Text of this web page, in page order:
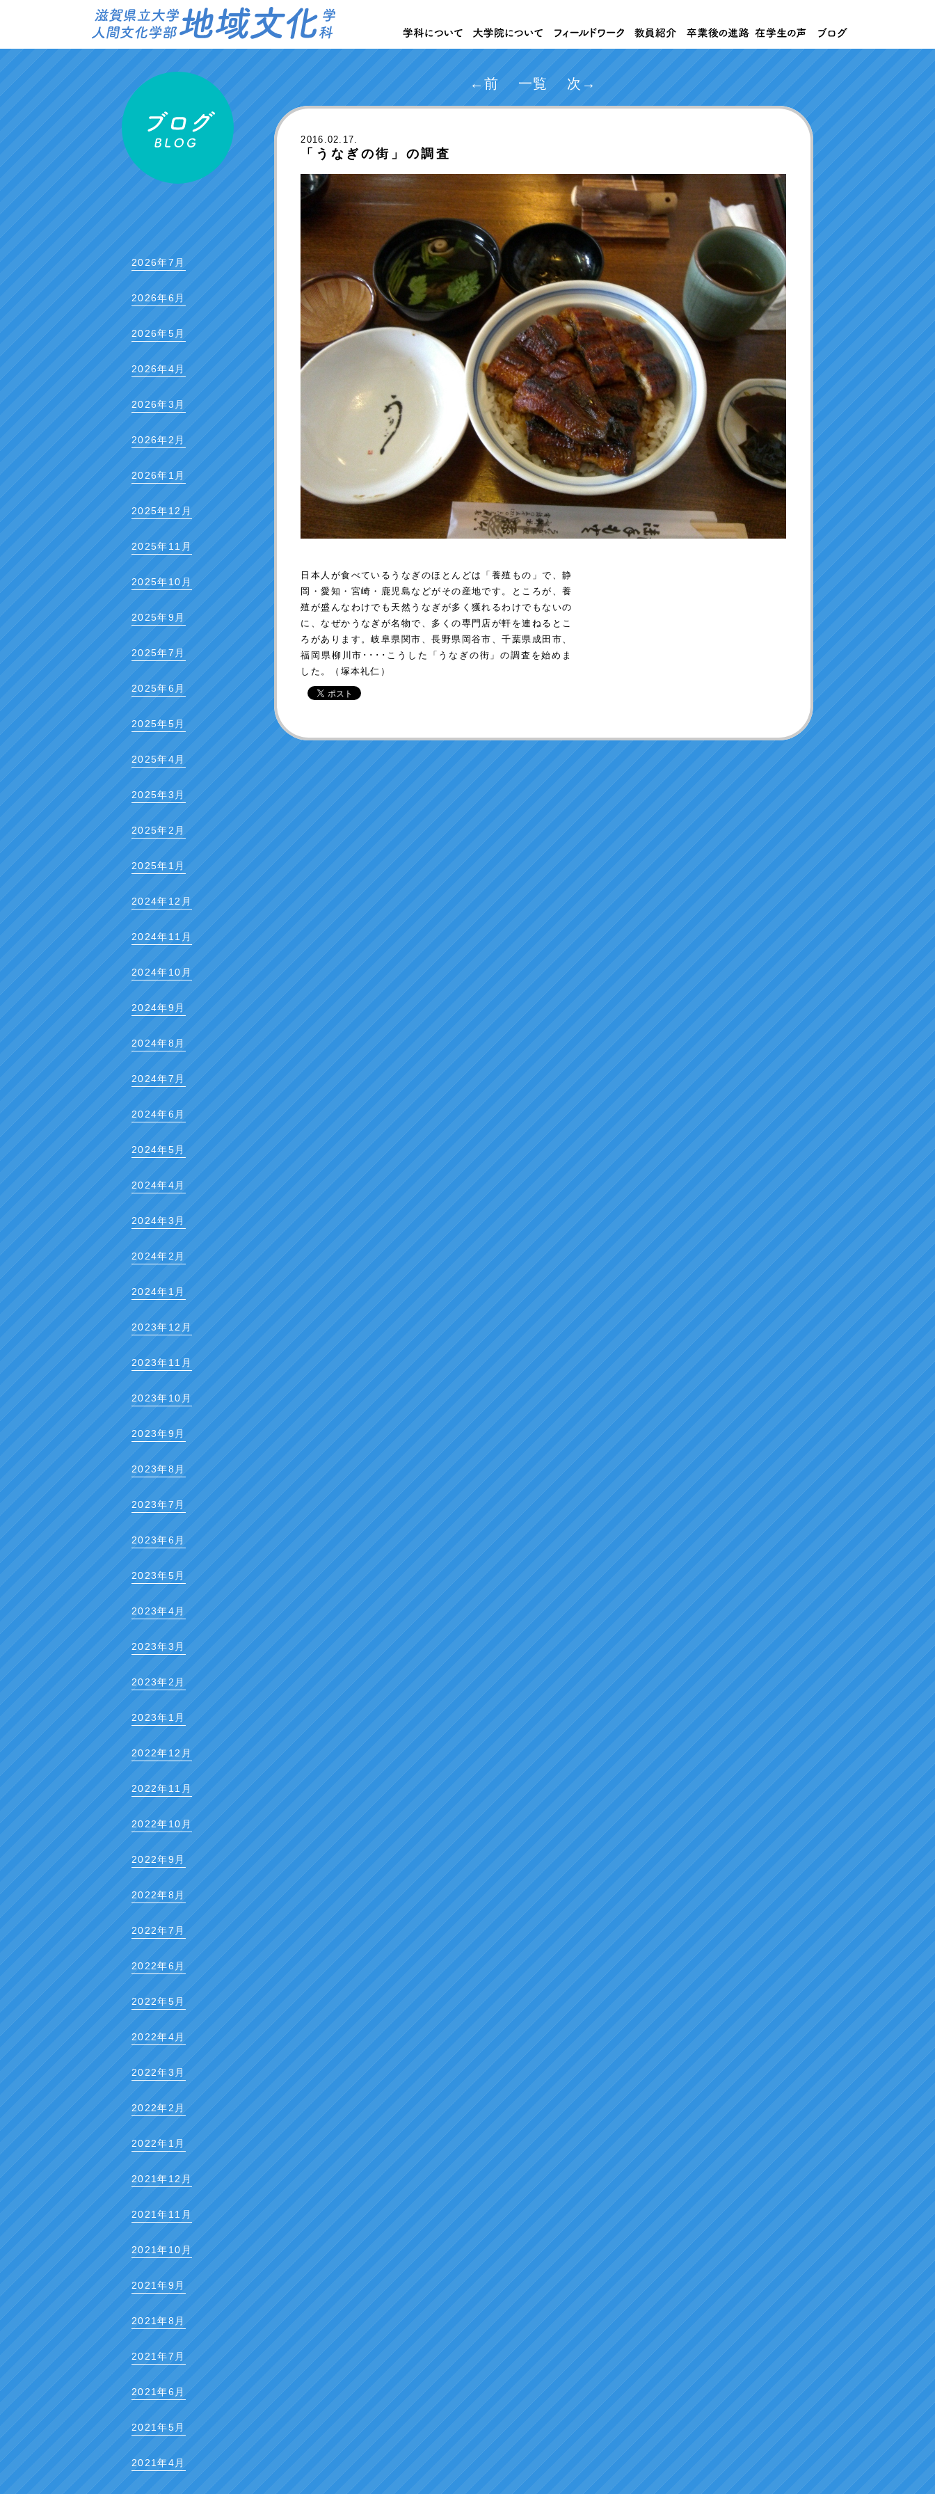
←前 一覧 次→
2016 .02.17.
「うなぎの街」の調査
日本人が食べているうなぎのほとんどは「養殖もの」で、静
岡・愛知・宮崎・鹿児島などがその産地です。ところが、養
殖が盛んなわけでも天然うなぎが多く獲れるわけでもないの
に、なぜかうなぎが名物で、多くの専門店が軒を連ねるとこ
ろがあります。岐阜県関市、長野県岡谷市、千葉県成田市、
福岡県柳川市････こうした「うなぎの街」の調査を始めま
した。（塚本礼仁）
2026年7月
2026年6月
2026年5月
2026年4月
2026年3月
2026年2月
2026年1月
2025年12月
2025年11月
2025年10月
2025年9月
2025年7月
2025年6月
2025年5月
2025年4月
2025年3月
2025年2月
2025年1月
2024年12月
2024年11月
2024年10月
2024年9月
2024年8月
2024年7月
2024年6月
2024年5月
2024年4月
2024年3月
2024年2月
2024年1月
2023年12月
2023年11月
2023年10月
2023年9月
2023年8月
2023年7月
2023年6月
2023年5月
2023年4月
2023年3月
2023年2月
2023年1月
2022年12月
2022年11月
2022年10月
2022年9月
2022年8月
2022年7月
2022年6月
2022年5月
2022年4月
2022年3月
2022年2月
2022年1月
2021年12月
2021年11月
2021年10月
2021年9月
2021年8月
2021年7月
2021年6月
2021年5月
2021年4月